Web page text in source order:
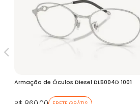
Armação de Óculos Diesel DL5004D 1001